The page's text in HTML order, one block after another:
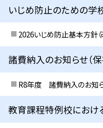
いじめ防止のための学
2026いじめ防止基本方針（
諸費納入のお知らせ（保
R8年度 諸費納入のお知
教育課程特例校におけ